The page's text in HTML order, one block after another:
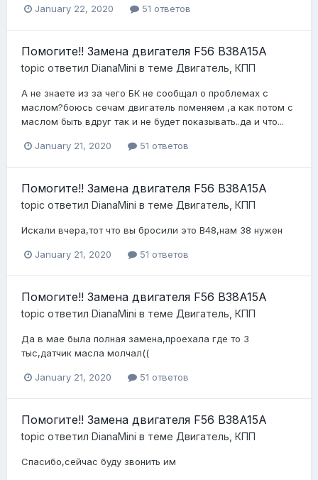
January 22, 2020 51 ответов
Помогите!! Замена двигателя F56 B38A15A
topic ответил DianaMini в теме Двигатель, КПП
А не знаете из за чего БК не сообщал о проблемах с
маслом?боюсь сечам двигатель поменяем ,а как потом с
маслом быть вдруг так и не будет показывать..да и что...
January 21, 2020 51 ответов
Помогите!! Замена двигателя F56 B38A15A
topic ответил DianaMini в теме Двигатель, КПП
Искали вчера,тот что вы бросили это В48,нам 38 нужен
January 21, 2020 51 ответов
Помогите!! Замена двигателя F56 B38A15A
topic ответил DianaMini в теме Двигатель, КПП
Да в мае была полная замена,проехала где то 3
тыс,датчик масла молчал((
January 21, 2020 51 ответов
Помогите!! Замена двигателя F56 B38A15A
topic ответил DianaMini в теме Двигатель, КПП
Спасибо,сейчас буду звонить им